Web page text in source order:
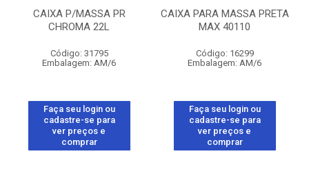
CAIXA P/MASSA PR
CHROMA 22L
Código: 31795
Embalagem: AM/6
Faça seu login ou
cadastre-se para
ver preços e
comprar
CAIXA PARA MASSA PRETA
MAX 40110
Código: 16299
Embalagem: AM/6
Faça seu login ou
cadastre-se para
ver preços e
comprar